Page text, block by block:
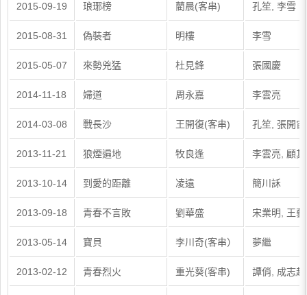
2015-09-19 琅琊榜 藺晨(客串) 孔笙, 李雪
2015-08-31 偽裝者 明樓 李雪
2015-05-07 來勢兇猛 杜見鋒 張國慶
2014-11-18 婦道 周永嘉 李雲亮
2014-03-08 戰長沙 王開復(客串) 孔笙, 張開宙
2013-11-21 狼煙遍地 牧良逢 李雲亮, 顧
2013-10-14 到愛的距離 凌遠 簡川訸
2013-09-18 青春不言敗 劉華盛 宋業明, 王
2013-05-14 寶貝 李川奇(客串） 夢繼
2013-02-12 青春烈火 重光葵(客串) 譚俏, 成志超